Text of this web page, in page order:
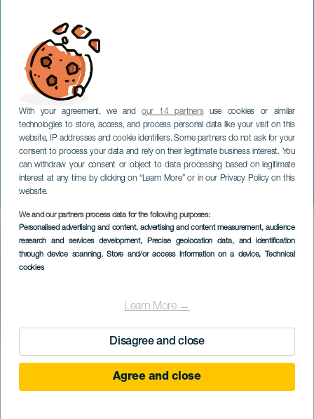
With your agreement, we andour 14 partnersuse cookies or similar
technologies to store, access, and process personal data like your visit on this
website, IP addresses and cookie identifiers. Some partners do not ask for your
consent to process your data and rely on their legitimate business interest. You
can withdraw your consent or object to data processing based on legitimate
interest at any time by clicking on “Learn More” or in our Privacy Policy on this
website.
We and our partners process data for the following purposes:
Personalised advertising and content, advertising and content measurement, audience
research and services development, Precise geolocation data, and identification
through device scanning, Store and/or access information on a device, Technical
cookies
Learn More →
Disagree and close
Agree and close
Candelarias kommunala
julkrubba
TENERIFE
Imagen
Listado
December 2026
Localidad
Candelaria
Descripción
Den kommunala julkrubban i Candelaria är en julutställning som